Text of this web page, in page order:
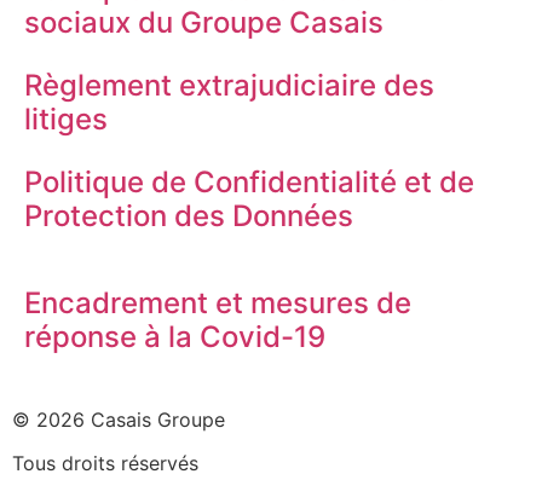
sociaux du Groupe Casais
Règlement extrajudiciaire des
litiges
Politique de Confidentialité et de
Protection des Données
Encadrement et mesures de
réponse à la Covid-19
© 2026 Casais Groupe
Tous droits réservés